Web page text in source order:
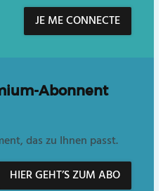
JE ME CONNECTE
Abonnent
das zu Ihnen passt.
HIER GEHT’S ZUM ABO